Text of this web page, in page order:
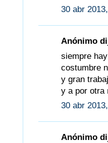
30 abr
Anónimo
siempre
costumbre
y gran
y a por otra
30 abr
Anónimo